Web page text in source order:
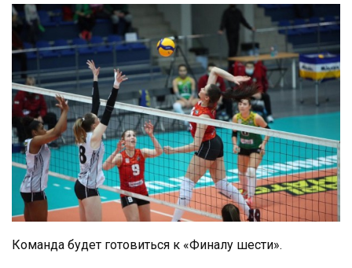
Команда будет готовиться к «Финалу шести».